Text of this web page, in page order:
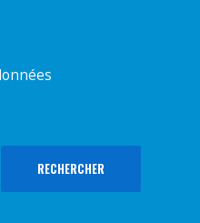
RECHERCHER